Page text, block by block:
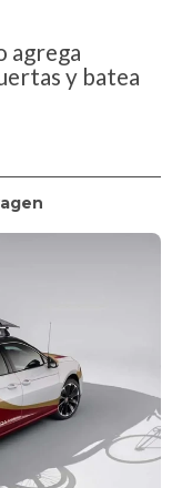
agrega
y batea